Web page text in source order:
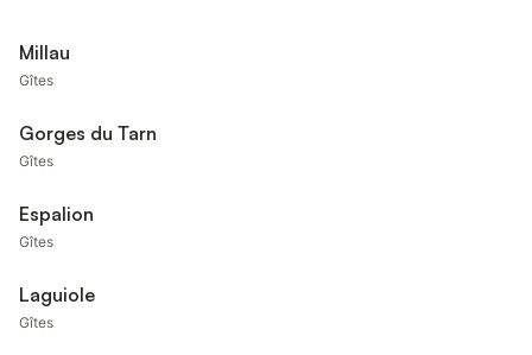
Millau
Gîtes
Gorges du Tarn
Gîtes
Espalion
Gîtes
Laguiole
Gîtes